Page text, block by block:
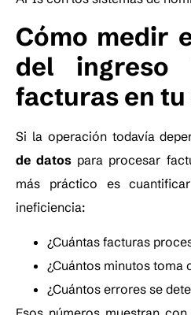
Cómo medir
del ingreso
facturas en
Si la operación todavía
de datos para procesar
más práctico es
ineficiencia:
¿Cuántas facturas
¿Cuántos minutos toma
¿Cuántos errores se